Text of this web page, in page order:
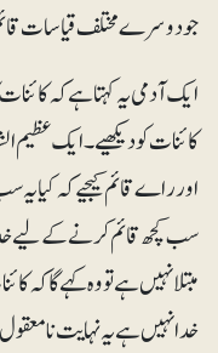
جو دوسرے مختلف قیاسات
ایک آدمی یہ کہتا ہے کہ
کائنات کو دیکھیے۔ ایک عظیم
اور راے قائم کیجیے کہ کیا یہ
سب کچھ قائم کرنے کے لیے